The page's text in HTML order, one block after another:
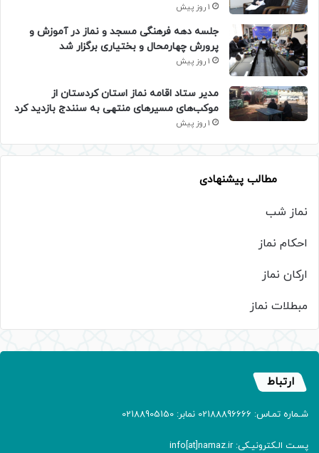
1 روز پیش
جلسه دهه فرهنگی مسجد و نماز در آموزش و
پرورش چهارمحال و بختیاری برگزار شد
1 روز پیش
مدیر ستاد اقامه نماز استان کردستان از
موکب‌های مسیرهای منتهی به سنندج بازدید کرد
1 روز پیش
مطالب پیشنهادی
نماز شب
احکام نماز
ارکان نماز
مبطلات نماز
ارتباط
شـماره تمـاس: 02188896666 نمابر: 02188905150
پسـت الـکترونیـکی: info[at]namaz.ir